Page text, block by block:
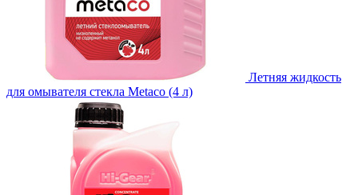
Летняя жидкость
для омывателя стекла Metaco (4 л)